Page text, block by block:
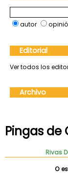
autor
Editorial
Ver todos los
Archivo
Pingas de
Rivas
O